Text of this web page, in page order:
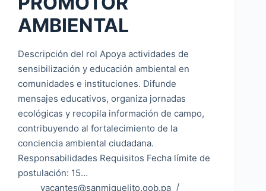
AMBIENTAL
Descripción del rol Apoya actividades de
sensibilización y educación ambiental en
comunidades e instituciones. Difunde
mensajes educativos, organiza jornadas
ecológicas y recopila información de campo,
contribuyendo al fortalecimiento de la
conciencia ambiental ciudadana.
Responsabilidades Requisitos Fecha límite de
postulación: 15…
vacantes@sanmiguelito.gob.pa